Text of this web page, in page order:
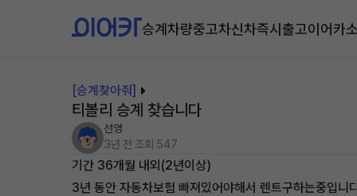
승계차량중고차신차즉시출고이어카
[승계찾아줘]
티볼리 승계 찾습니다
선영
3년 전 조회 547
기간 36개월 내외(2년이상)
3년 동안 자동차보험 빠져있어야해서 렌트구하는중입니